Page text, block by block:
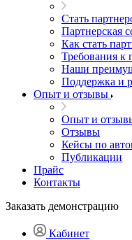
Стать
Партнерская
Как стать
Требования к
Наши
Поддержка и
Опыт и отзывы
Опыт и
Отзывы
Кейсы по
Публикации
Прайс
Контакты
Заказать демонстрацию
Кабинет